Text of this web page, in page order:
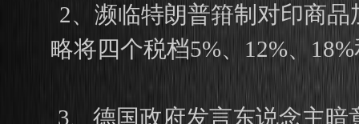
2、濒临特朗普箝制对印商
略将四个税档5%、12%、
3、德国政府发言东说念主